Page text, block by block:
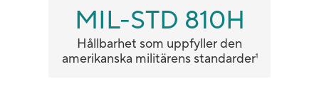
MIL-STD 810H
Hållbarhet som uppfyller den
amerikanska militärens standarder1